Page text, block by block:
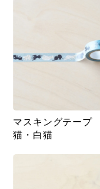
マスキングテー
猫・白猫